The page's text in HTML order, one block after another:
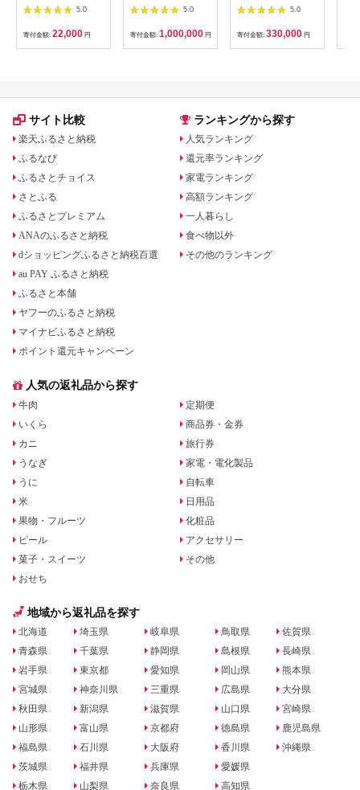
ーケーションお試しプ
ラン｜東北 福島県 会
津若松市 東山温泉 旅
行 クーポン 利用券
[0800]
5.0
寄付金額: 22,000 円
300,000円_GI-
C701_(都城市) ゴルフ
ゴルフクラブ ダンロ
ップ ゼクシオ スリク
ソン クリーブランド
ハイブリッド ウエッ
5.0
寄付金額: 1,000,000 円
5.0
寄付金額: 330,000 円
サイト比較
楽天ふるさと納税
ふるなび
ふるさとチョイス
さとふる
ふるさとプレミアム
ANAのふるさと納税
dショッピングふるさと納税百選
au PAY ふるさと納税
ふるさと本舗
ヤフーのふるさと納税
マイナビふるさと納税
ポイント還元キャンペーン
ランキングから探す
人気ランキング
還元率ランキング
家電ランキング
高額ランキング
一人暮らし
食べ物以外
その他のランキング
人気の返礼品から探す
牛肉
いくら
カニ
うなぎ
うに
米
果物・フルーツ
ビール
菓子・スイーツ
おせち
定期便
商品券・金券
旅行券
家電・電化製品
自転車
日用品
化粧品
アクセサリー
その他
地域から返礼品を探す
北海道
青森県
岩手県
宮城県
秋田県
山形県
福島県
茨城県
栃木県
埼玉県
千葉県
東京都
神奈川県
新潟県
富山県
石川県
福井県
山梨県
岐阜県
静岡県
愛知県
三重県
滋賀県
京都府
大阪府
兵庫県
奈良県
鳥取県
島根県
岡山県
広島県
山口県
徳島県
香川県
愛媛県
高知県
佐賀県
長崎県
熊本県
大分県
宮崎県
鹿児島県
沖縄県